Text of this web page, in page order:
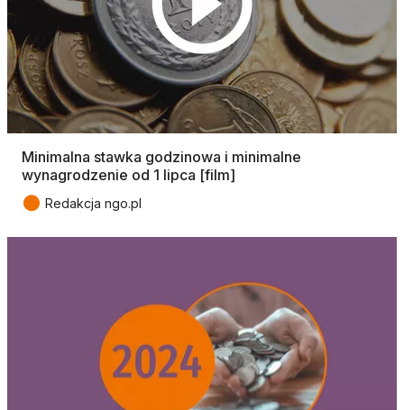
Minimalna stawka godzinowa i minimalne
wynagrodzenie od 1 lipca [film]
● Redakcja ngo.pl